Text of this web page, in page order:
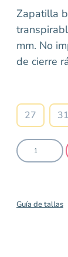
Zapatilla
mm. No
de cierre
27 31
Guía de tallas